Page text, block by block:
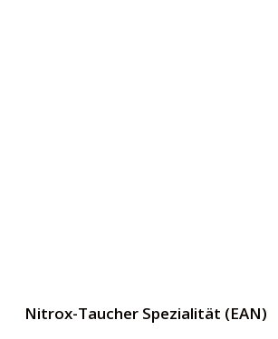
Nitrox-Taucher Spezialität (EAN)